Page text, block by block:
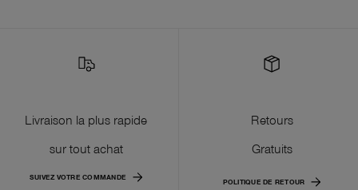
Livraison la plus rapide
sur tout achat
SUIVEZ VOTRE COMMANDE
Retours
Gratuits
POLITIQUE DE RETOUR